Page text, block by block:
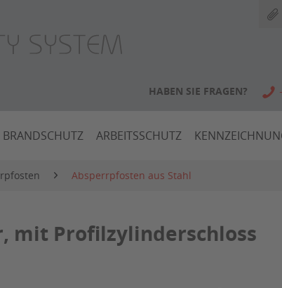
HABEN SIE FRAGEN?
BRANDSCHUTZ ARBEITSSCHUTZ
Absperrpfosten aus Stahl
mit Profilzylinderschloss